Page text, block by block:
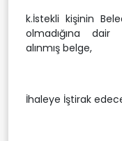
k.İstekli kişinin
olmadığına dair
alınmış belge,
İhaleye İştirak